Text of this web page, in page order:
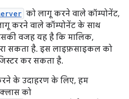
को लागू करने वाले कॉम्पोनेंट,
करने वाले कॉम्पोनेंट के साथ
वजह यह है कि मालिक,
सकता है. इस लाइफ़साइकल को
कर सकता है.
के उदाहरण के लिए, हम
क्लास को